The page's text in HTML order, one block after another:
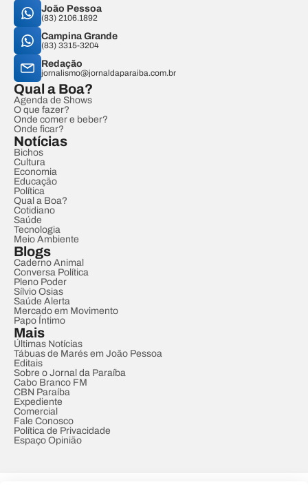
João Pessoa
(83) 2106.1892
Campina Grande
(83) 3315-3204
Redação
jornalismo@jornaldaparaiba.com.br
Qual a Boa?
Agenda de Shows
O que fazer?
Onde comer e beber?
Onde ficar?
Notícias
Bichos
Cultura
Economia
Educação
Política
Qual a Boa?
Cotidiano
Saúde
Tecnologia
Meio Ambiente
Blogs
Caderno Animal
Conversa Política
Pleno Poder
Sílvio Osias
Saúde Alerta
Mercado em Movimento
Papo Íntimo
Mais
Últimas Notícias
Tábuas de Marés em João Pessoa
Editais
Sobre o Jornal da Paraíba
Cabo Branco FM
CBN Paraíba
Expediente
Comercial
Fale Conosco
Política de Privacidade
Espaço Opinião